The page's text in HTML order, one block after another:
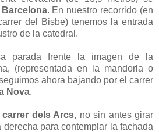
. En nuestro recorrido (en
del Bisbe) tenemos la entrada
de la catedral.
parada frente la imagen de la
(representada en la mandorla o
ahora bajando por el carrer
Nova.
carrer dels Arcs, no sin antes girar
para contemplar la fachada